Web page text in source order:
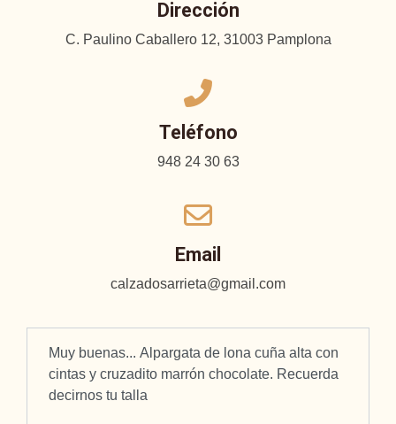
Dirección
C. Paulino Caballero 12, 31003 Pamplona
Teléfono
948 24 30 63
Email
calzadosarrieta@gmail.com